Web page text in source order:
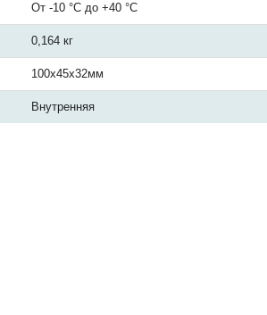
От -10 °С до +40 °С
0,164 кг
100х45х32мм
Внутренняя